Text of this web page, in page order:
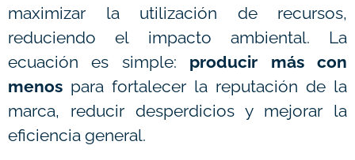
maximizar la utilización de recursos,
reduciendo el impacto ambiental. La
ecuación es simple: producir más con
menos para fortalecer la reputación de la
marca, reducir desperdicios y mejorar la
eficiencia general.